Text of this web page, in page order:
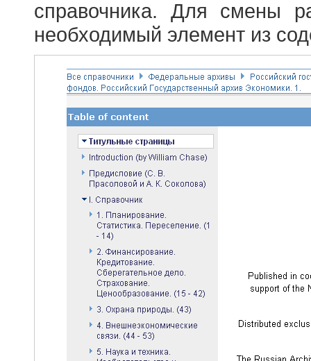
справочника. Для смены
необходимый элемент из